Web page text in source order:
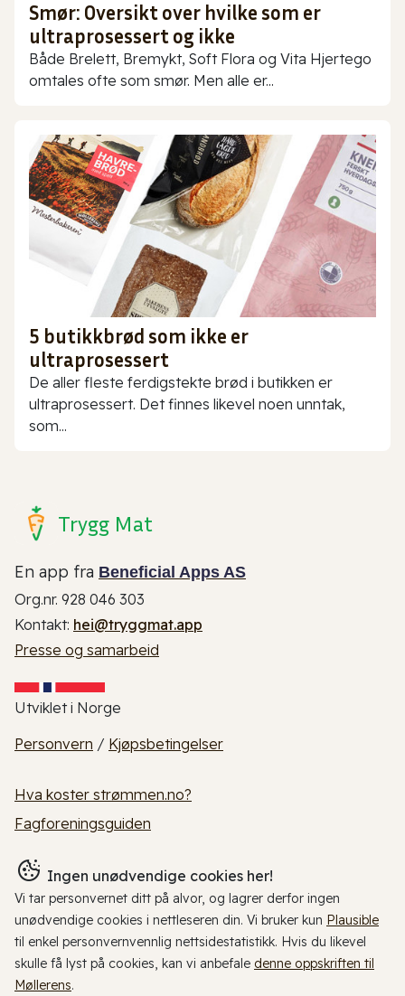
Smør: Oversikt over hvilke som er
ultraprosessert og ikke
Både Brelett, Bremykt, Soft Flora og Vita Hjertego
omtales ofte som smør. Men alle er...
5 butikkbrød som ikke er
ultraprosessert
De aller fleste ferdigstekte brød i butikken er
ultraprosessert. Det finnes likevel noen unntak,
som...
Trygg Mat
En app fra Beneficial Apps AS
Org.nr. 928 046 303
Kontakt: hei@tryggmat.app
Presse og samarbeid
Utviklet i Norge
Personvern / Kjøpsbetingelser
Hva koster strømmen.no?
Fagforeningsguiden
Ingen unødvendige cookies her!
Vi tar personvernet ditt på alvor, og lagrer derfor ingen
unødvendige cookies i nettleseren din. Vi bruker kun Plausible
til enkel personvernvennlig nettsidestatistikk. Hvis du likevel
skulle få lyst på cookies, kan vi anbefale denne oppskriften til
Møllerens.